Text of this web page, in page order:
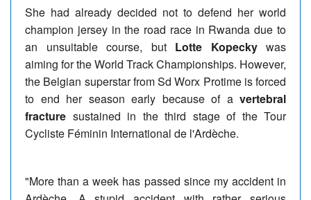
She had already decided not to defend her world
champion jersey in the road race in Rwanda due to
an unsuitable course, but Lotte Kopeckywas
aiming for the World Track Championships. However,
the Belgian superstar from Sd Worx Protime is forced
to end her season early because of a vertebral
fracture sustained in the third stage of the Tour
Cycliste Féminin International de l'Ardèche.
"More than a week has passed since my accident in